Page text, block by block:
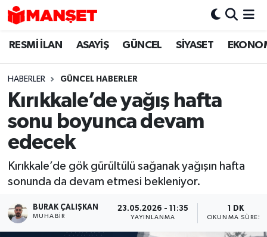
RESMİ İLAN ASAYİŞ GÜNCEL SİYASET
HABERLER GÜNCEL HABERLER
Kırıkkale’de yağış hafta
sonu boyunca devam
edecek
Kırıkkale’de gök gürültülü sağanak yağışın hafta
sonunda da devam etmesi bekleniyor.
BURAK ÇALIŞKAN
MUHABIR
23.05.2026 - 11:35
YAYINLANMA
1 DK
OKUNMA SÜRESI
Hava Durumu
Trafik Durumu
Süper Lig Puan Durumu ve Fikstür
Tüm Manşetler
Son Dakika Haberleri